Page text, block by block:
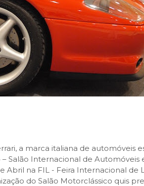
a marca italiana de automóveis
Salão Internacional de Automóveis
Abril na FIL - Feira Internacional de
do Salão Motorclássico quis